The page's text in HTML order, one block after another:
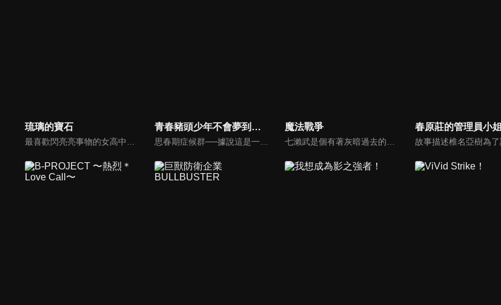
琉璃的寶石 青春豬頭少年不會夢到聖誕服女郎 魔法戰爭 春原莊的管理員小姐